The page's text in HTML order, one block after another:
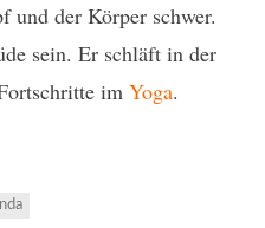
und der Körper schwer.
sein. Er schläft in der
imYoga.